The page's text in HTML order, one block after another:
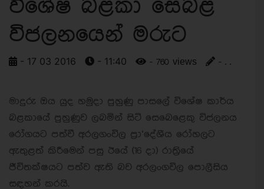
විශේෂ බළකා සෙබළ
විජලනයෙන් මරුට
- 17 03 2016 - 11:40 - 760 views - . .
මාදුරු ඔය යුද හමුදා පුහුණු පාසලේ විශේෂ කාර්ය
බළකායේ පුහුණුව ලබමින් සිටි සෙබෙළෙකු විජලනය
රෝගයට පත්වී අරලගංවිල ප්‍රා‘දේශීය රෝහලට
ඇතුළත් කිරීමෙන් පසු ඊයේ (16 දා) රාත්‍රියේ
ජීවිතක්ෂයට පත්ව ඇති බව අරලංගවිල පොලීසිය
සඳහන් කරයි.